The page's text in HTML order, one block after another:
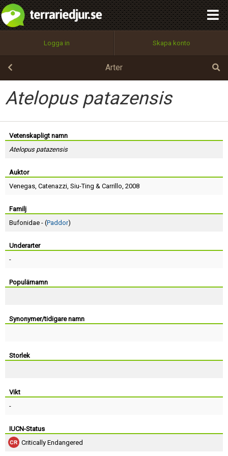
Logga in Skapa konto
Arter
Atelopus patazensis
Vetenskapligt namn
Atelopus patazensis
Auktor
Venegas, Catenazzi, Siu-Ting & Carrillo, 2008
Familj
Bufonidae - (Paddor)
Underarter
-
Populärnamn
Synonymer/tidigare namn
Storlek
Vikt
-
IUCN-Status
Critically Endangered
Utför
100%
OK
integritetspolicy
Namn:
Epost:
Användarnamn:
Lösenord:
Terms of Service
Begär nytt lösenord
Tillbaka till förstasidan